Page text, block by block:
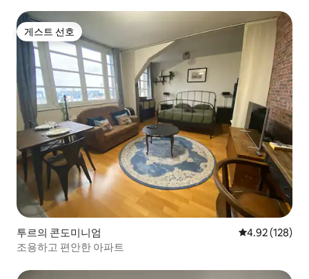
게스트 선호
게스트 선호
투르의 콘도미니엄 평점 4.92점(5
4.92 (128)
조용하고 편안한 아파트